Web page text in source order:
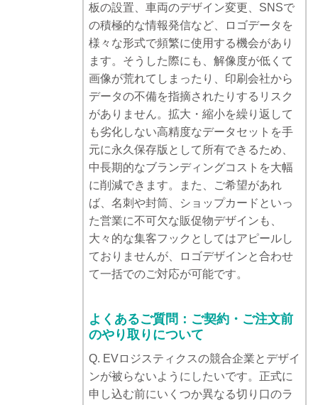
板の設置、車両のデザイン変更、SNSで
の積極的な情報発信など、ロゴデータを
様々な形式で頻繁に使用する機会があり
ます。そうした際にも、解像度が低くて
画像が荒れてしまったり、印刷会社から
データの不備を指摘されたりするリスク
がありません。拡大・縮小を繰り返して
も劣化しない高精度なデータセットを手
元に永久保存版として所有できるため、
中長期的なブランディングコストを大幅
に削減できます。また、ご希望があれ
ば、名刺や封筒、ショップカードといっ
た営業に不可欠な販促物デザインも、
大々的な集客フックとしてはアピールし
ておりませんが、ロゴデザインと合わせ
て一括でのご対応が可能です。
よくあるご質問：ご契約・ご注文前
のやり取りについて
Q. EVロジスティクスの競合企業とデザイ
ンが被らないようにしたいです。正式に
申し込む前にいくつか異なる切り口のラ